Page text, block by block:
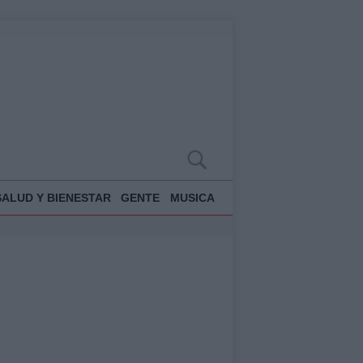
Y BIENESTAR GENTE MUSICA